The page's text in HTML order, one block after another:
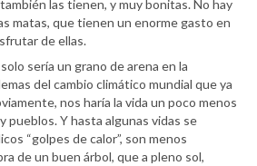
las tienen, y muy bonitas. No hay
matas, que tienen un enorme gasto en
de ellas.
sería un grano de arena en la
del cambio climático mundial que ya
nos haría la vida un poco menos
pueblos. Y hasta algunas vidas se
“golpes de calor”, son menos
de un buen árbol, que a pleno sol,